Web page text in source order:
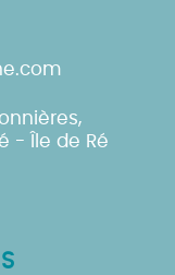
- Île de Ré